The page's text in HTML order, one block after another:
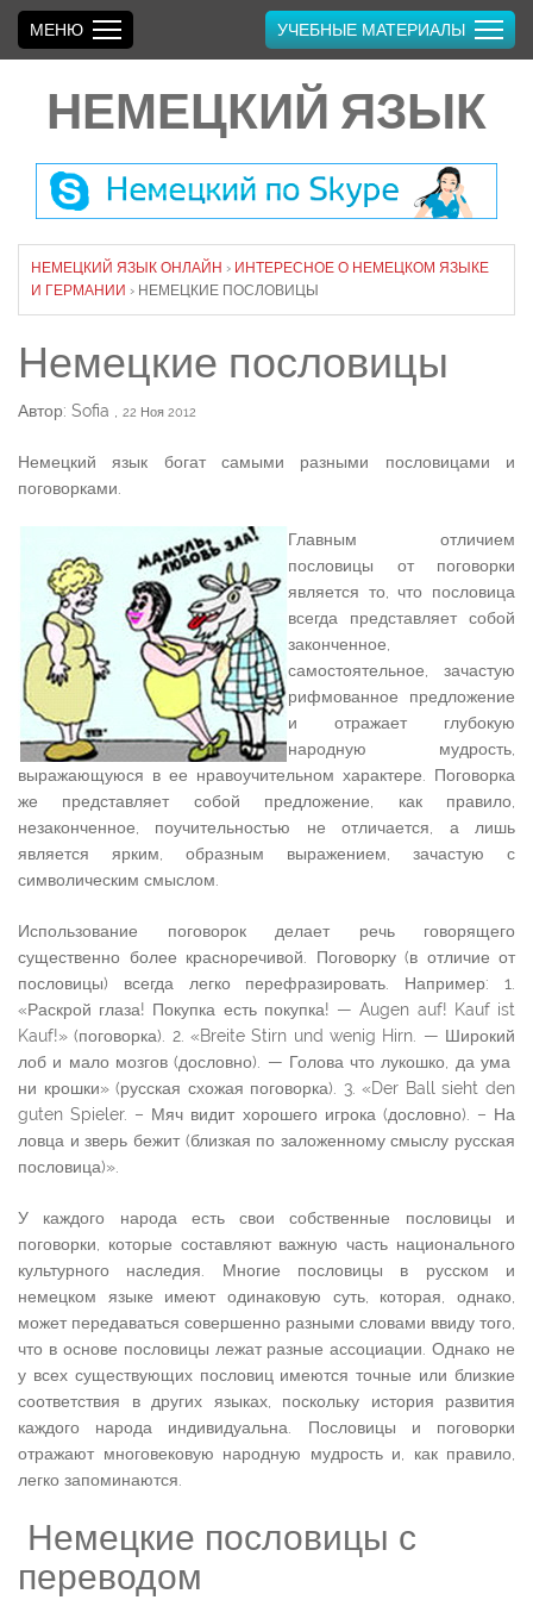
НЕМЕЦКИЙ ЯЗЫК
МЕНЮ УЧЕБНЫЕ МАТЕРИАЛЫ
НЕМЕЦКИЙ ЯЗЫК ОНЛАЙН › ИНТЕРЕСНОЕ О НЕМЕЦКОМ ЯЗЫКЕ
И ГЕРМАНИИ › НЕМЕЦКИЕ ПОСЛОВИЦЫ
Немецкие пословицы
Автор: Sofia , 22 Ноя 2012
Немецкий язык богат самыми разными пословицами и
поговорками.
Главным отличием
пословицы от поговорки
является то, что пословица
всегда представляет собой
законченное,
самостоятельное, зачастую
рифмованное предложение
и отражает глубокую
народную мудрость,
выражающуюся в ее нравоучительном характере. Поговорка
же представляет собой предложение, как правило,
незаконченное, поучительностью не отличается, а лишь
является ярким, образным выражением, зачастую с
символическим смыслом.
Использование поговорок делает речь говорящего
существенно более красноречивой. Поговорку (в отличие от
пословицы) всегда легко перефразировать. Например: 1.
«Раскрой глаза! Покупка есть покупка! — Augen auf! Kauf ist
Kauf!» (поговорка). 2. «Breite Stirn und wenig Hirn. — Широкий
лоб и мало мозгов (дословно). — Голова что лукошко, да ума
ни крошки» (русская схожая поговорка). 3. «Der Ball sieht den
guten Spieler. – Мяч видит хорошего игрока (дословно). – На
ловца и зверь бежит (близкая по заложенному смыслу русская
пословица)».
У каждого народа есть свои собственные пословицы и
поговорки, которые составляют важную часть национального
культурного наследия. Многие пословицы в русском и
немецком языке имеют одинаковую суть, которая, однако,
может передаваться совершенно разными словами ввиду того,
что в основе пословицы лежат разные ассоциации. Однако не
у всех существующих пословиц имеются точные или близкие
соответствия в других языках, поскольку история развития
каждого народа индивидуальна. Пословицы и поговорки
отражают многовековую народную мудрость и, как правило,
легко запоминаются.
Немецкие пословицы с
переводом